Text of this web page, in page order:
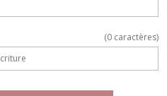
(0 caractères)